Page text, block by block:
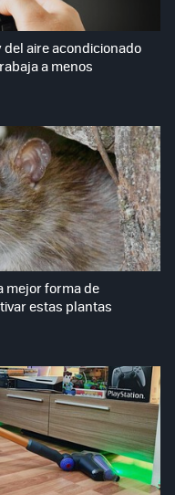
del aire acondicionado
a menos
mejor forma de
estas plantas